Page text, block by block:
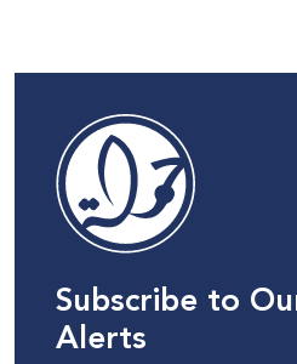
Subscribe to
Alerts